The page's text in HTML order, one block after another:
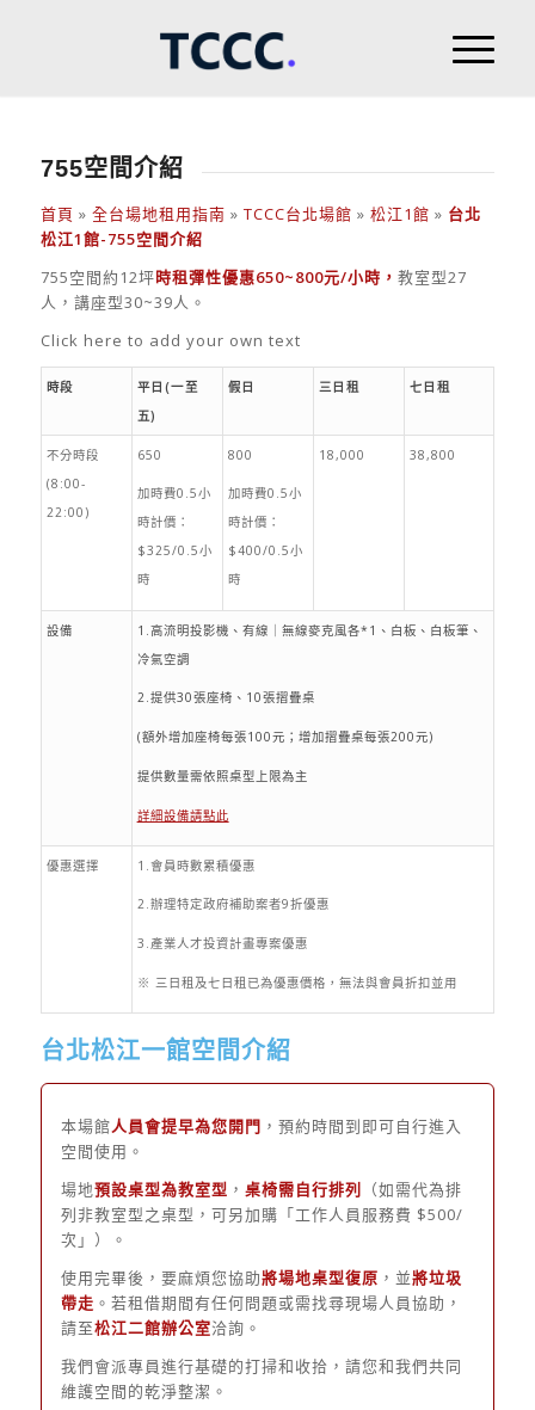
755空間介紹
首頁 » 全台場地租用指南 » TCCC台北場館 » 松江1館 » 台北
松江1館-755空間介紹
755空間約12坪時租彈性優惠650~800元/小時 ， 教室型27
人，講座型30~39人。
Click here to add your own text
時段
平日(一至
五)
假日 三日租 七日租
不分時段
(8:00-
22:00)
650
加時費0.5小
時計價：
$325/0.5小
時
800
加時費0.5小
時計價：
$400/0.5小
時
18,000 38,800
設備
1.高流明投影機、有線｜無線麥克風各*1、白板、白板筆、
冷氣空調
2.提供30張座椅、10張摺疊桌
(額外增加座椅每張100元；增加摺疊桌每張200元)
提供數量需依照桌型上限為主
詳細設備請點此
優惠選擇 1.會員時數累積優惠
2.辦理特定政府補助案者9折優惠
3.產業人才投資計畫專案優惠
※ 三日租及七日租已為優惠價格，無法與會員折扣並用
台北松江一館空間介紹
本場館人員會提早為您開門 ，預約時間到即可自行進入
空間使用。
場地預設桌型為教室型 ， 桌椅需自行排列 （如需代為排
列非教室型之桌型，可另加購「工作人員服務費 $500/
次」）。
使用完畢後，要麻煩您協助將場地桌型復原 ，並將垃圾
帶走 。若租借期間有任何問題或需找尋現場人員協助，
請至松江二館辦公室洽詢。
我們會派專員進行基礎的打掃和收拾，請您和我們共同
維護空間的乾淨整潔。